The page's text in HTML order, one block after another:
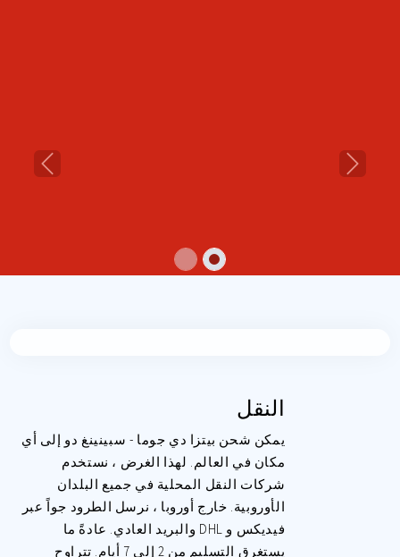
Next
النقل
يمكن شحن بيتزا دي جوما - سبينينغ دو إلى أي
مكان في العالم. لهذا الغرض ، نستخدم
شركات النقل المحلية في جميع البلدان
الأوروبية. خارج أوروبا ، نرسل الطرود جواً عبر
فيديكس و DHL والبريد العادي. عادةً ما
يستغرق التسليم من 2 إلى 7 أيام. تتراوح